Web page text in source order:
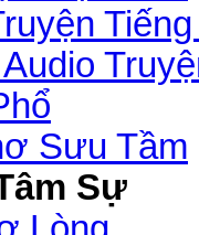
Sưu Tầm
Sự